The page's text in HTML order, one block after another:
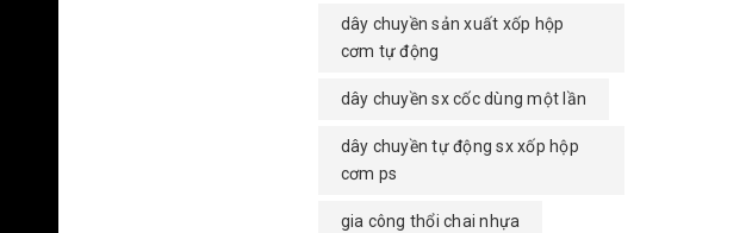
dây chuyền sản xuất xốp hộp
cơm tự động
dây chuyền sx cốc dùng một lần
dây chuyền tự động sx xốp hộp
cơm ps
gia công thổi chai nhựa